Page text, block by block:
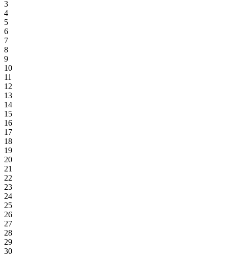
3
4
5
6
7
8
9
10
11
12
13
14
15
16
17
18
19
20
21
22
23
24
25
26
27
28
29
30